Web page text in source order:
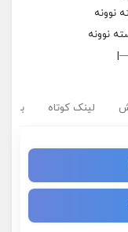
نوونه
نوونه
لینک کوتاه